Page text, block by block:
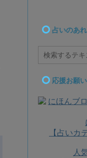
占いのあ
応援お願
【占いカ
人